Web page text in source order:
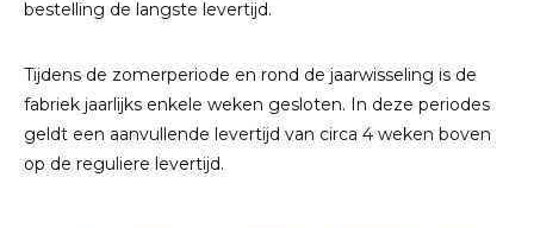
bestelling de langste levertijd.
Tijdens de zomerperiode en rond de jaarwisseling is de
fabriek jaarlijks enkele weken gesloten. In deze periodes
geldt een aanvullende levertijd van circa 4 weken boven
op de reguliere levertijd.